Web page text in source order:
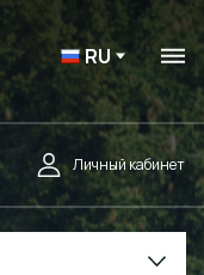
RU
Личный кабинет